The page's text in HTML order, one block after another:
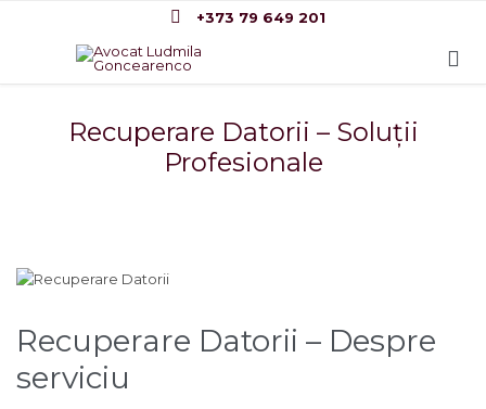
 +373 79 649 201

Recuperare Datorii – Soluții
Profesionale
Recuperare Datorii – Despre
serviciu